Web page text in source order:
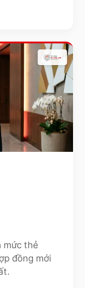
mức thẻ
đồng mới